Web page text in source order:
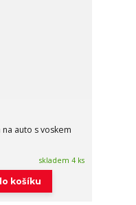
auto s voskem
skladem 4 ks
košíku